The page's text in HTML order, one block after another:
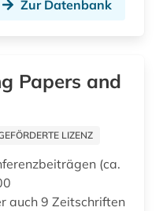
(9)
Zur Datenbank
Papers and
LIZENZ
(ca.
auch 9 Zeitschriften